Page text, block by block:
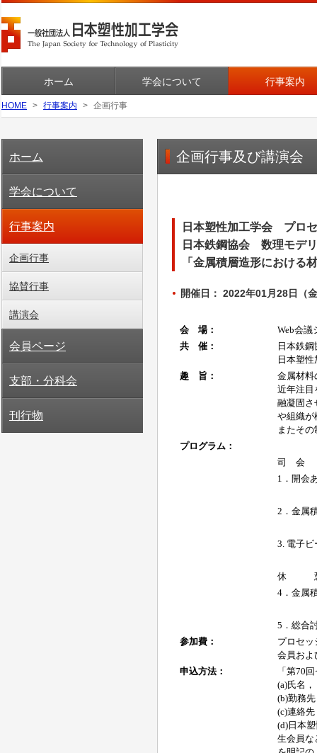
ホーム 学会について 行事案内
HOME 行事案内 企画行事
企画行事及び講演会
日本塑性加工学会 プロ
日本鉄鋼協会 数理モデ
「金属積層造形における
開催日： 2022年01月28日（
ホーム
学会について
行事案内
企画行事
協賛行事
講演会
会員ページ
支部・分科会
刊行物